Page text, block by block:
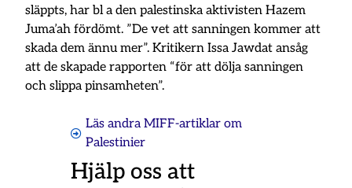
släppts, har bl a den palestinska aktivisten Hazem
Juma’ah fördömt. ”De vet att sanningen kommer att
skada dem ännu mer”. Kritikern Issa Jawdat ansåg
att de skapade rapporten “för att dölja sanningen
och slippa pinsamheten”.
Läs andra MIFF-artiklar om
Palestinier
Hjälp oss att